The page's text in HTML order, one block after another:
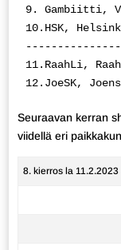
9. Gambiitti,
10.HSK,
11.RaahLi,
12.JoeSK,
Seuraavan kerran
viidellä eri
8. kierros la 11.2.2023